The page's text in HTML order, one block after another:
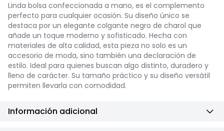
Linda bolsa confeccionada a mano, es el complemento
perfecto para cualquier ocasión. Su diseño único se
destaca por un elegante colgante negro de charol que
añade un toque moderno y sofisticado. Hecha con
materiales de alta calidad, esta pieza no solo es un
accesorio de moda, sino también una declaración de
estilo. Ideal para quienes buscan algo distinto, duradero y
lleno de carácter. Su tamaño práctico y su diseño versátil
permiten llevarla con comodidad.
Información adicional